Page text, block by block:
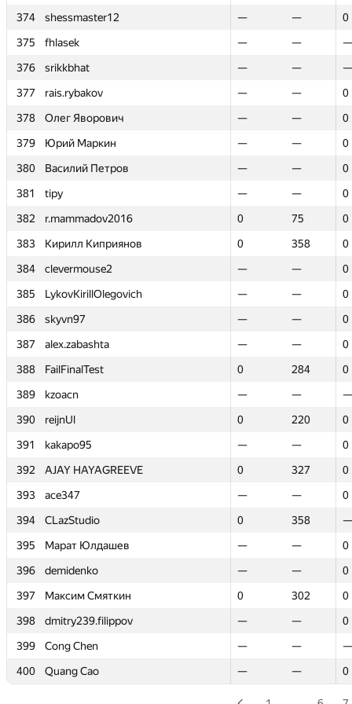
374
shessmaster12 — —
0
375
fhlasek — —
—
376
srikkbhat — —
—
377
rais.rybakov — —
0
378
Олег Яворович — —
0
379
Юрий Маркин — —
0
380
Василий Петров — —
0
381
tipy — —
0
382
r.mammadov2016 0 75
0
383
Кирилл Киприянов 0 358
0
384
clevermouse2 — —
0
385
LykovKirillOlegovich — —
0
386
skyvn97 — —
0
387
alex.zabashta — —
0
388
FailFinalTest 0 284
0
389
kzoacn — —
—
390
reijnUl 0 220
0
391
kakapo95 — —
0
392
AJAY HAYAGREEVE 0 327
0
393
ace347 — —
0
394
CLazStudio 0 358
—
395
Марат Юлдашев — —
0
396
demidenko — —
0
397
Максим Смяткин 0 302
0
398
dmitry239.filippov — —
0
399
Cong Chen — —
—
400
Quang Cao — — 0
374
shessmaster12 — —
0
375
fhlasek — —
—
376
srikkbhat — —
—
377
rais.rybakov — —
0
378
Олег Яворович — —
0
379
Юрий Маркин — —
0
380
Василий Петров — —
0
381
tipy — —
0
382
r.mammadov2016 0 75
0
383
Кирилл Киприянов 0 358
0
384
clevermouse2 — —
0
385
LykovKirillOlegovich — —
0
386
skyvn97 — —
0
387
alex.zabashta — —
0
388
FailFinalTest 0 284
0
389
kzoacn — —
—
390
reijnUl 0 220
0
391
kakapo95 — —
0
392
AJAY HAYAGREEVE 0 327
0
393
ace347 — —
0
394
CLazStudio 0 358
—
395
Марат Юлдашев — —
0
396
demidenko — —
0
397
Максим Смяткин 0 302
0
398
dmitry239.filippov — —
0
399
Cong Chen — —
—
400
Quang Cao — — 0